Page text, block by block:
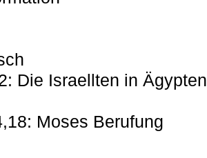
Die Israellten in
Moses Berufung